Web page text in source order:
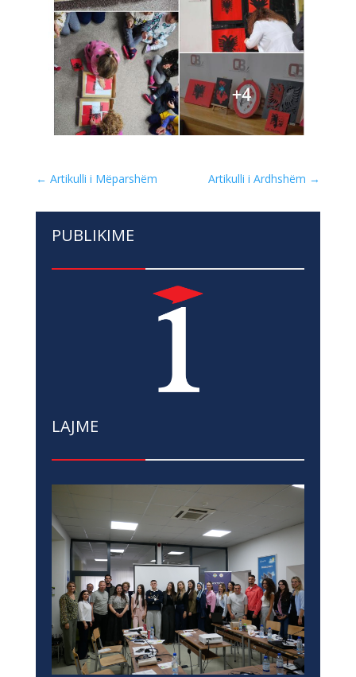
← Artikulli i Mëparshëm Artikulli i Ardhshëm →
PUBLIKIME
LAJME